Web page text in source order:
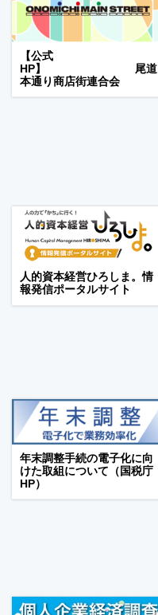
【公式
HP】 尾道
本通り商店街連合会
人的資本経営ひろしま。情
報発信ポータルサイト
年末調整手続の電子化に向
けた取組について（国税庁
HP）